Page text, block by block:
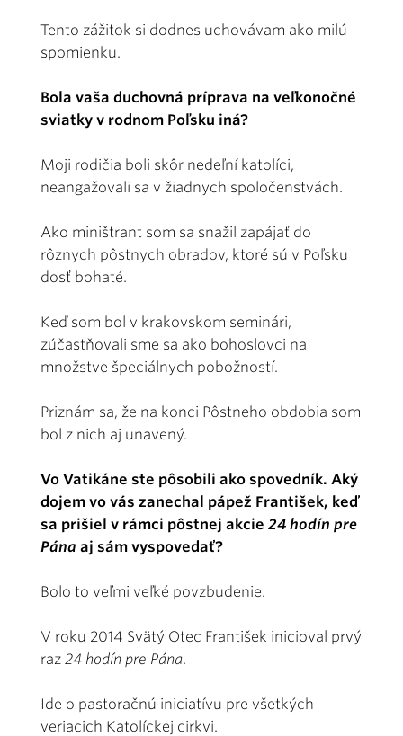
Tento zážitok si dodnes uchovávam ako milú
spomienku.
Bola vaša duchovná príprava na veľkonočné
sviatky v rodnom Poľsku iná?
Moji rodičia boli skôr nedeľní katolíci,
neangažovali sa v žiadnych spoločenstvách.
Ako miništrant som sa snažil zapájať do
rôznych pôstnych obradov, ktoré sú v Poľsku
dosť bohaté.
Keď som bol v krakovskom seminári,
zúčastňovali sme sa ako bohoslovci na
množstve špeciálnych pobožností.
Priznám sa, že na konci Pôstneho obdobia som
bol z nich aj unavený.
Vo Vatikáne ste pôsobili ako spovedník. Aký
dojem vo vás zanechal pápež František, keď
sa prišiel v rámci pôstnej akcie 24 hodín pre
Pána aj sám vyspovedať?
Bolo to veľmi veľké povzbudenie.
V roku 2014 Svätý Otec František inicioval prvý
raz 24 hodín pre Pána.
Ide o pastoračnú iniciatívu pre všetkých
veriacich Katolíckej cirkvi.